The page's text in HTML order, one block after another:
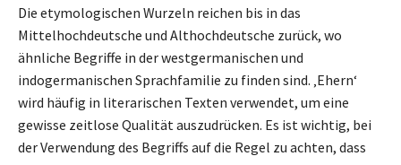
Die etymologischen Wurzeln reichen bis in das
Mittelhochdeutsche und Althochdeutsche zurück, wo
ähnliche Begriffe in der westgermanischen und
indogermanischen Sprachfamilie zu finden sind. ‚Ehern‘
wird häufig in literarischen Texten verwendet, um eine
gewisse zeitlose Qualität auszudrücken. Es ist wichtig, bei
der Verwendung des Begriffs auf die Regel zu achten, dass